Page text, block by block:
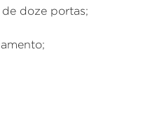
doze portas;